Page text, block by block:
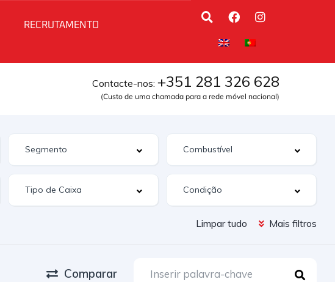
RECRUTAMENTO
Contacte-nos: +351 281 326 628
(Custo de uma chamada para a rede móvel nacional)
Limpar tudo Mais filtros
Comparar